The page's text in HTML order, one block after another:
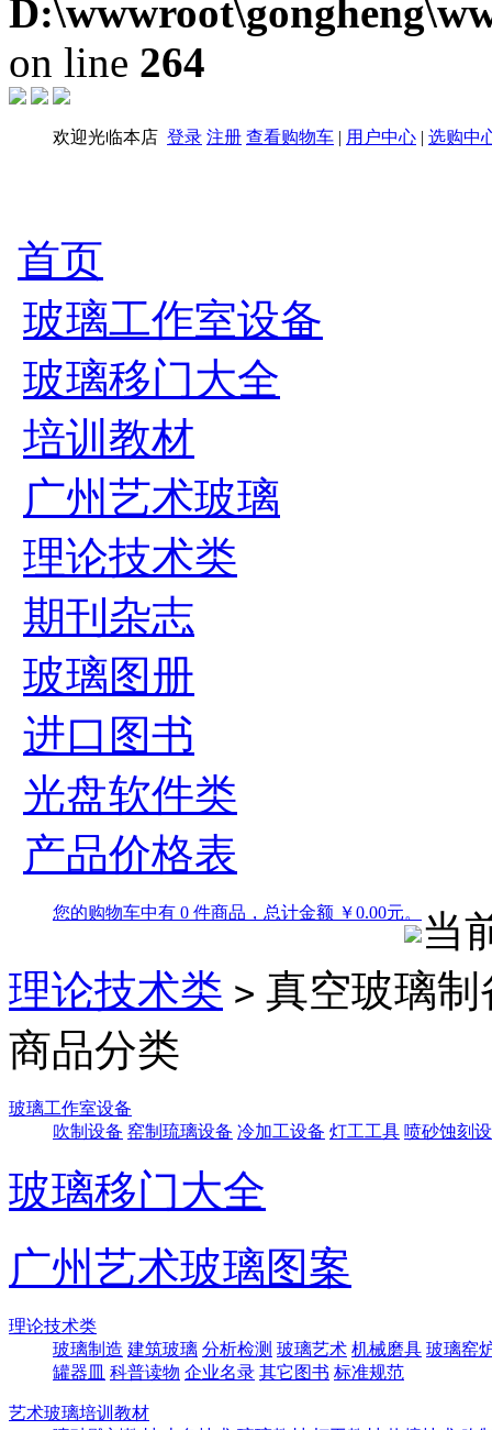
on line 264
欢迎光临本店 登录 注册 查看购物车 | 用户中心 | 选购中
首页
玻璃工作室设备
玻璃移门大全
培训教材
广州艺术玻璃
理论技术类
期刊杂志
玻璃图册
进口图书
光盘软件类
产品价格表
您的购物车中有 0 件商品，总计金额 ￥0.00元。
当
理论技术类 > 真空玻璃
商品分类
玻璃工作室设备
吹制设备 窑制琉璃设备 冷加工设备 灯工工具 喷砂蚀刻
玻璃移门大全
广州艺术玻璃图案
理论技术类
玻璃制造 建筑玻璃 分析检测 玻璃艺术 机械磨具 玻璃窑
罐器皿 科普读物 企业名录 其它图书 标准规范
艺术玻璃培训教材